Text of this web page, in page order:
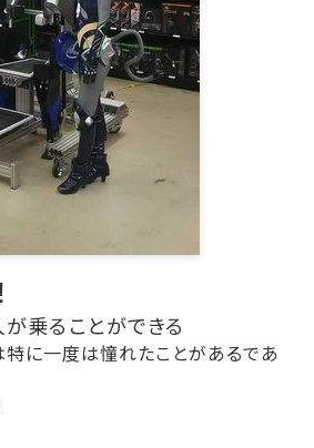
乗ることができる
に一度は憧れたことがあるであ